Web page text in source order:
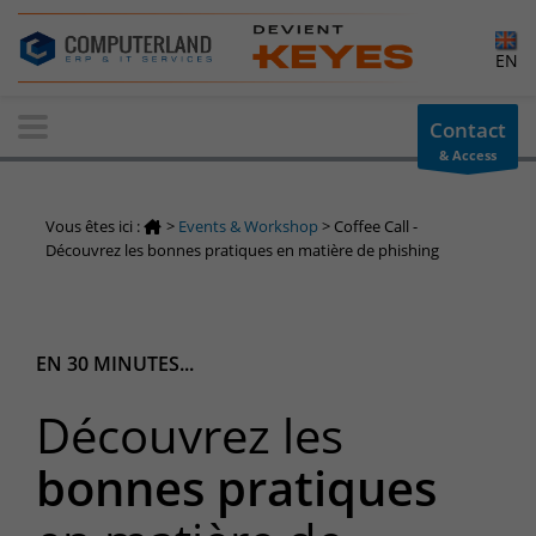
Contact-us
Information request
contact us
Access to the information area reserved for customers:
Customer area
Services Center
Support for incidents & service requests
EN
Contact
& Access
Vous êtes ici : > Events & Workshop > Coffee Call -
Découvrez les bonnes pratiques en matière de phishing
EN 30 MINUTES...
Découvrez les
bonnes pratiques